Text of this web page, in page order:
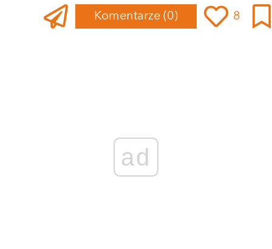
Komentarze (0) 8
ad